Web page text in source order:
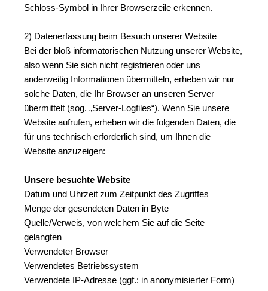
Schloss-Symbol in Ihrer Browserzeile erkennen.
2) Datenerfassung beim Besuch unserer Website
Bei der bloß informatorischen Nutzung unserer Website,
also wenn Sie sich nicht registrieren oder uns
anderweitig Informationen übermitteln, erheben wir nur
solche Daten, die Ihr Browser an unseren Server
übermittelt (sog. „Server-Logfiles“). Wenn Sie unsere
Website aufrufen, erheben wir die folgenden Daten, die
für uns technisch erforderlich sind, um Ihnen die
Website anzuzeigen:
Unsere besuchte Website
Datum und Uhrzeit zum Zeitpunkt des Zugriffes
Menge der gesendeten Daten in Byte
Quelle/Verweis, von welchem Sie auf die Seite
gelangten
Verwendeter Browser
Verwendetes Betriebssystem
Verwendete IP-Adresse (ggf.: in anonymisierter Form)